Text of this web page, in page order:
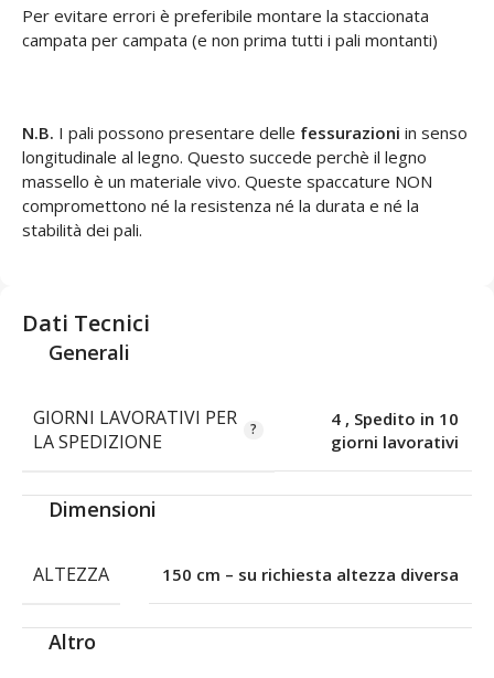
Per evitare errori è preferibile montare la staccionata
campata per campata (e non prima tutti i pali montanti)
N.B. I pali possono presentare delle fessurazioni in senso
longitudinale al legno. Questo succede perchè il legno
massello è un materiale vivo. Queste spaccature NON
compromettono né la resistenza né la durata e né la
stabilità dei pali.
Dati Tecnici
Generali
GIORNI LAVORATIVI PER
LA SPEDIZIONE
4 , Spedito in 10
giorni lavorativi
Dimensioni
ALTEZZA 150 cm – su richiesta altezza diversa
Altro